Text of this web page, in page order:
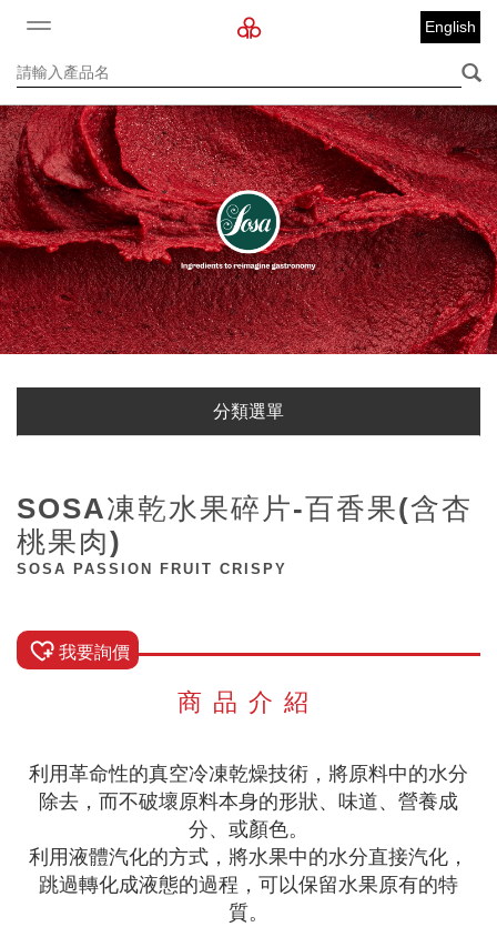
English
分類選單
SOSA凍乾水果碎片-百香果(含杏
桃果肉)
SOSA PASSION FRUIT CRISPY
我要詢價
商品介紹
利用革命性的真空冷凍乾燥技術，將原料中的水分
除去，而不破壞原料本身的形狀、味道、營養成
分、或顏色。
利用液體汽化的方式，將水果中的水分直接汽化，
跳過轉化成液態的過程，可以保留水果原有的特
質。